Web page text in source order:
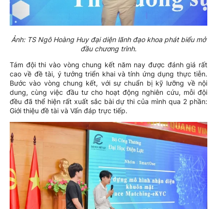
Ảnh: TS Ngô Hoàng Huy đại diện lãnh đạo khoa phát biểu mở
đầu chương trình.
Tám đội thi vào vòng chung kết năm nay được đánh giá rất
cao về đề tài, ý tưởng triển khai và tính ứng dụng thực tiễn.
Bước vào vòng chung kết, với sự chuẩn bị kỹ lưỡng về nội
dung, cùng việc đầu tư cho hoạt động nghiên cứu, mỗi đội
đều đã thể hiện rất xuất sắc bài dự thi của mình qua 2 phần:
Giới thiệu đề tài và Vấn đáp trực tiếp.